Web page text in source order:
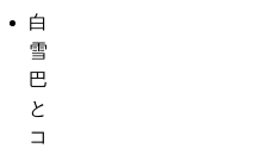
白
雪
巴
と
コ